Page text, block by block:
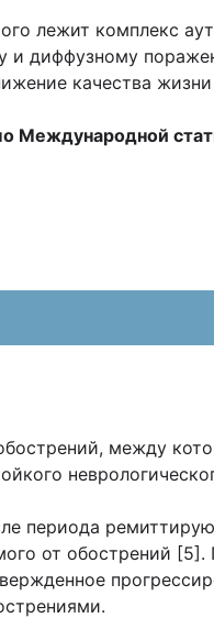
лежит комплекс
и диффузному
качества
Международной
между
периода
от обострений